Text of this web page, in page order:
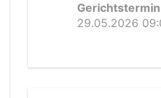
29.05.2026